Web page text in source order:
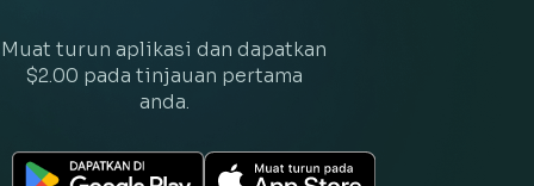
Muat turun aplikasi dan dapatkan
$2.00 pada tinjauan pertama
anda.